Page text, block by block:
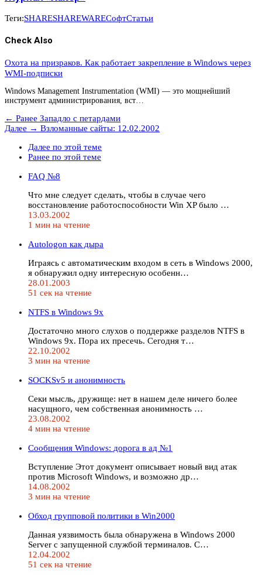
Теги:SHARESHAREWAREСофтСтатьи
Check Also
Охота на призраков. Как работает закрепление в Windows через
WMI-подписки
Windows Management Instrumentation (WMI) — это мощнейший
инструмент администрирования, вст…
← Ранее Западло с петардами
Далее → Взломанные сайты: 12.02.2002
Далее по этой теме
Ранее по этой теме
FAQ №8
Что мне следует сделать, чтобы в случае чего
восстановление работоспособности Win XP было …
13.03.2002
1 мин на чтение
Autologon как дыра
Играясь с автоматическим входом в сеть в Windows 2000,
я обнаружил одну интересную особенн…
28.01.2003
51 сек на чтение
NTFS в Windows 9x
Достаточно много слухов о поддержке разделов NTFS в
Windows 9x. Пора их пресечь. Сегодня т…
22.10.2002
3 мин на чтение
SOCKSv5 и анонимность
Секи мысль, дружище: нет в нашем деле ничего более
насущного, чем собственная анонимность …
23.08.2002
4 мин на чтение
Сообщения Windows: дорога в ад №1
Вступление Этот документ описывает новый вид атак
против Microsoft Windows, и возможно др…
14.08.2002
3 мин на чтение
Обход групповой политики в Win2000
Данная уязвимость была обнаружена в Windows 2000
Server с запущенной службой терминалов. С…
12.04.2002
51 сек на чтение